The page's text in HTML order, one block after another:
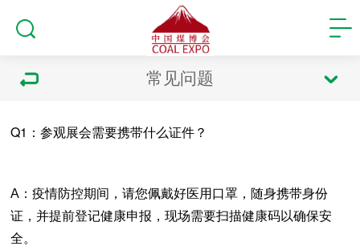
常见问题
Q1：参观展会需要携带什么证件？
A：疫情防控期间，请您佩戴好医用口罩，随身携带身份
证，并提前登记健康申报，现场需要扫描健康码以确保安
全。